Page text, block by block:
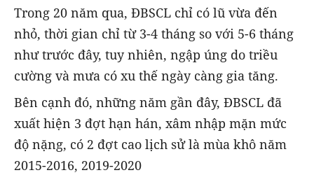
Trong 20 năm qua, ĐBSCL chỉ có lũ vừa đến
nhỏ, thời gian chỉ từ 3-4 tháng so với 5-6 tháng
như trước đây, tuy nhiên, ngập úng do triều
cường và mưa có xu thế ngày càng gia tăng.
Bên cạnh đó, những năm gần đây, ĐBSCL đã
xuất hiện 3 đợt hạn hán, xâm nhập mặn mức
độ nặng, có 2 đợt cao lịch sử là mùa khô năm
2015-2016, 2019-2020